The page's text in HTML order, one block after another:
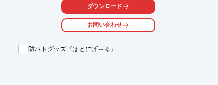
ぶら下げる方法や、CDの表面（光っていない片側）に一枚貼り
付けて、同じように穴にヒモを通してぶら下げることでも効果を
上げます。黄色い部分に含まれている成分は、やがて白っぽく変
色してしまいます。その時が変え時の目安になります。
ダウンロード
お問い合わせ
防ハトグッズ『はとにげ～る』